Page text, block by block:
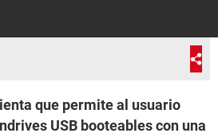
que permite al usuario
USB booteables con una